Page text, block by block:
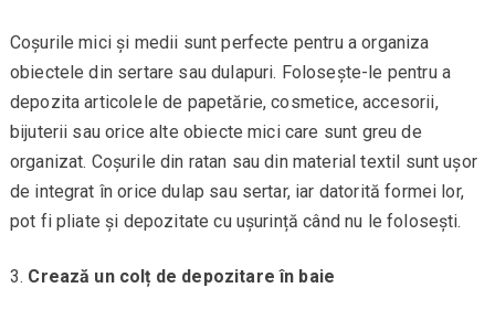
Coșurile mici și medii sunt perfecte pentru a organiza
obiectele din sertare sau dulapuri. Folosește-le pentru a
depozita articolele de papetărie, cosmetice, accesorii,
bijuterii sau orice alte obiecte mici care sunt greu de
organizat. Coșurile din ratan sau din material textil sunt ușor
de integrat în orice dulap sau sertar, iar datorită formei lor,
pot fi pliate și depozitate cu ușurință când nu le folosești.
Crează un colț de depozitare în baie